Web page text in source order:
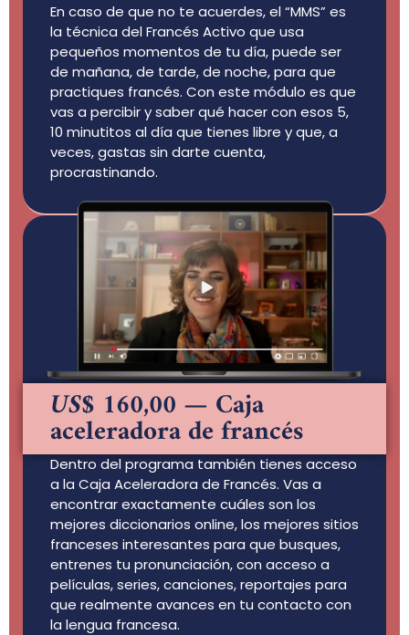
En caso de que no te acuerdes, el “MMS” es
la técnica del Francés Activo que usa
pequeños momentos de tu día, puede ser
de mañana, de tarde, de noche, para que
practiques francés. Con este módulo es que
vas a percibir y saber qué hacer con esos 5,
10 minutitos al día que tienes libre y que, a
veces, gastas sin darte cuenta,
procrastinando.
US$ 160,00— Caja
aceleradora de francés
Dentro del programa también tienes acceso
a la Caja Aceleradora de Francés. Vas a
encontrar exactamente cuáles son los
mejores diccionarios online, los mejores sitios
franceses interesantes para que busques,
entrenes tu pronunciación, con acceso a
películas, series, canciones, reportajes para
que realmente avances en tu contacto con
la lengua francesa.